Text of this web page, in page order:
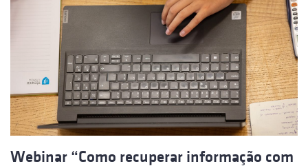
Webinar “Como recuperar informação com